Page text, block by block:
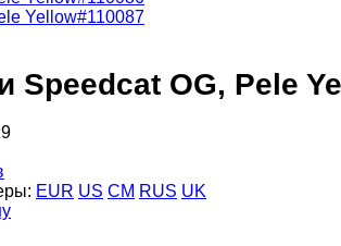
Speedcat OG, Pele
EUR US CM RUS UK